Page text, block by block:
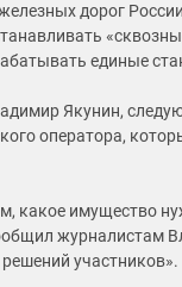
дорог
единые
Якунин,
оператора,
какое имущество
журналистам
участников».